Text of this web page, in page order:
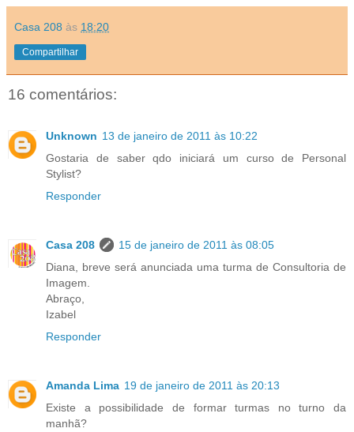
Casa 208 às 18:20
Compartilhar
16 comentários:
Unknown 13 de janeiro de 2011 às 10:22
Gostaria de saber qdo iniciará um curso de Personal
Stylist?
Responder
Casa 208
15 de janeiro de 2011 às 08:05
Diana, breve será anunciada uma turma de Consultoria de
Imagem.
Abraço,
Izabel
Responder
Amanda Lima 19 de janeiro de 2011 às 20:13
Existe a possibilidade de formar turmas no turno da
manhã?